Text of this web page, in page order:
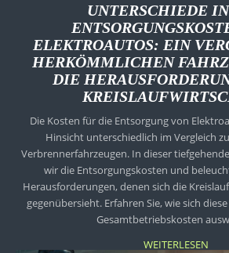
UNTERSCHIEDE
ELEKTROAUTOS: EIN
HERKÖMMLICHEN
DIE
Die Kosten für die Entsorgung von
Hinsicht unterschiedlich im Vergleich
Verbrennerfahrzeugen. In dieser
wir die Entsorgungskosten und
Herausforderungen, denen sich die
gegenübersieht. Erfahren Sie, wie sich
Gesamtbetriebskosten
WEITERLESEN